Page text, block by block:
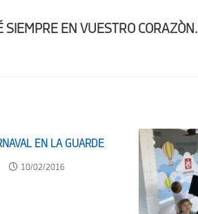
SIEMPRE EN VUESTRO CORAZÒN.
EN LA GUARDE
10/02/2016